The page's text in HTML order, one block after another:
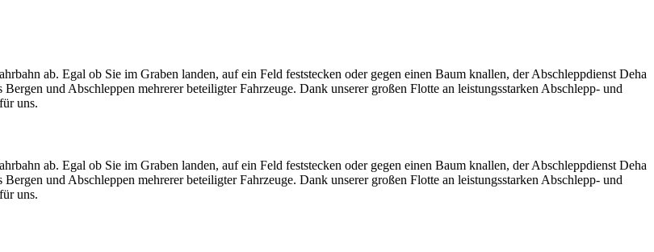
ab. Egal ob Sie im Graben landen, auf ein Feld feststecken oder gegen einen Baum knallen, der Abschleppdienst Deha
und Abschleppen mehrerer beteiligter Fahrzeuge. Dank unserer großen Flotte an leistungsstarken Abschlepp- und
uns.
ab. Egal ob Sie im Graben landen, auf ein Feld feststecken oder gegen einen Baum knallen, der Abschleppdienst Deha
und Abschleppen mehrerer beteiligter Fahrzeuge. Dank unserer großen Flotte an leistungsstarken Abschlepp- und
uns.